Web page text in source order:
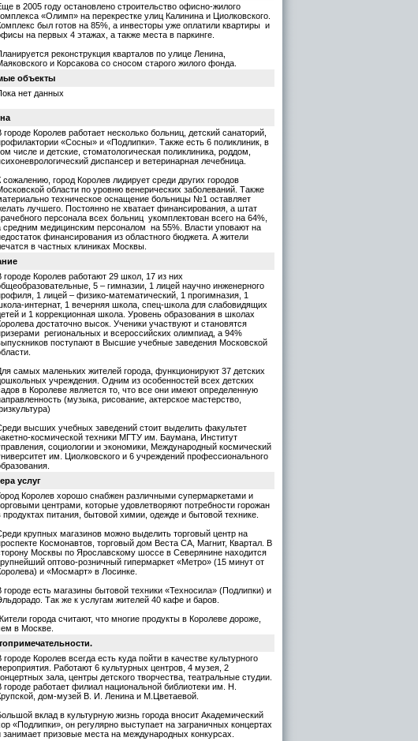
в 2005 году остановлено строительство офисно-жилого
«Олимп» на перекрестке улиц Калинина и Циолковского.
был готов на 85%, а инвесторы уже оплатили квартиры и
на первых 4 этажах, а также места в паркинге.
реконструкция кварталов по улице Ленина,
и Корсакова со сносом старого жилого фонда.
объекты
нет данных
городе Королев работает несколько больниц, детский санаторий,
«Сосны» и «Подлипки». Также есть 6 поликлиник, в
числе и детские, стоматологическая поликлиника, роддом,
диспансер и ветеринарная лечебница.
сожалению, город Королев лидирует среди других городов
области по уровню венерических заболеваний. Также
техническое оснащение больницы №1 оставляет
лучшего. Постоянно не хватает финансирования, а штат
персонала всех больниц укомплектован всего на 64%,
средним медицинским персоналом на 55%. Власти уповают на
финансирования из областного бюджета. А жители
в частных клиниках Москвы.
городе Королев работают 29 школ, 17 из них
5 – гимназии, 1 лицей научно инженерного
1 лицей – физико-математический, 1 прогимназия, 1
интернат, 1 вечерняя школа, спец-школа для слабовидящих
и 1 коррекционная школа. Уровень образования в школах
достаточно высок. Ученики участвуют и становятся
региональных и всероссийских олимпиад, а 94%
поступают в Высшие учебные заведения Московской
самых маленьких жителей города, функционируют 37 детских
учреждения. Одним из особенностей всех детских
в Королеве является то, что все они имеют определенную
(музыка, рисование, актерское мастерство,
высших учебных заведений стоит выделить факультет
космической техники МГТУ им. Баумана, Институт
социологии и экономики, Международный космический
им. Циолковского и 6 учреждений профессионального
услуг
Королев хорошо снабжен различными супермаркетами и
центрами, которые удовлетворяют потребности горожан
продуктах питания, бытовой химии, одежде и бытовой технике.
крупных магазинов можно выделить торговый центр на
Космонавтов, торговый дом Веста СА, Магнит, Квартал. В
Москвы по Ярославскому шоссе в Северянине находится
оптово-розничный гипермаркет «Метро» (15 минут от
и «Мосмарт» в Лосинке.
городе есть магазины бытовой техники «Техносила» (Подлипки) и
Так же к услугам жителей 40 кафе и баров.
города считают, что многие продукты в Королеве дороже,
в Москве.
городе Королев всегда есть куда пойти в качестве культурного
Работают 6 культурных центров, 4 музея, 2
зала, центры детского творчества, театральные студии.
городе работает филиал национальной библиотеки им. Н.
дом-музей В. И. Ленина и М.Цветаевой.
вклад в культурную жизнь города вносит Академический
«Подлипки», он регулярно выступает на заграничных концертах
занимает призовые места на международных конкурсах.